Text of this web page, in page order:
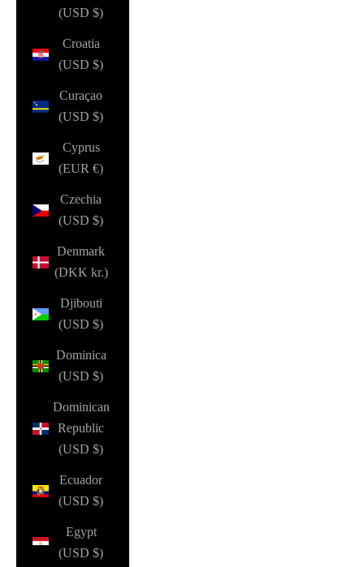
(USD $)
Croatia
(USD $)
Curaçao
(USD $)
Cyprus
(EUR €)
Czechia
(USD $)
Denmark
(DKK kr.)
Djibouti
(USD $)
Dominica
(USD $)
Dominican
Republic
(USD $)
Ecuador
(USD $)
Egypt
(USD $)